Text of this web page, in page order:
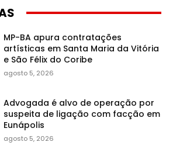
MP-BA apura contratações
artísticas em Santa Maria da Vitória
e São Félix do Coribe
agosto 5, 2026
Advogada é alvo de operação por
suspeita de ligação com facção em
Eunápolis
agosto 5, 2026